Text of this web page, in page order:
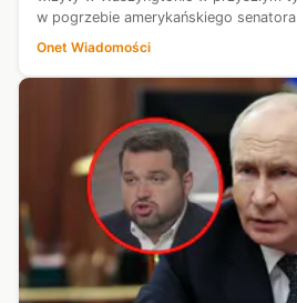
w pogrzebie amerykańskiego
Ukraińskie źródła sugerują, że wizyta
Onet Wiadomości